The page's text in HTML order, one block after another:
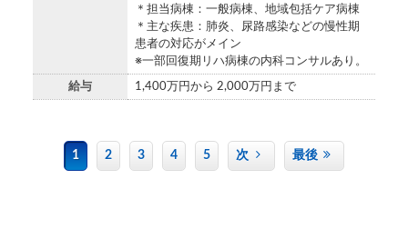
＊担当病棟：一般病棟、地域包括ケア病棟
＊主な疾患：肺炎、尿路感染などの慢性期
患者の対応がメイン
※一部回復期リハ病棟の内科コンサルあり。
給与 1,400万円から 2,000万円まで
1 2 3 4 5 次 最後